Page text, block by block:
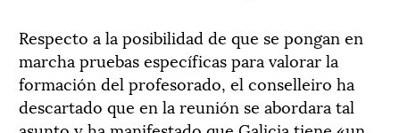
Respecto a la posibilidad de que se pongan en
marcha pruebas específicas para valorar la
formación del profesorado, el conselleiro ha
descartado que en la reunión se abordara tal